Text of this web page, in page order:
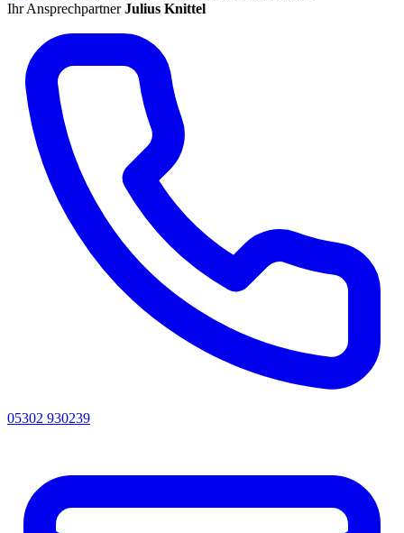
Ihr Ansprechpartner Julius Knittel
05302 930239